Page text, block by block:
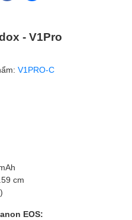
- V1Pro
V1PRO-C
cm
EOS: